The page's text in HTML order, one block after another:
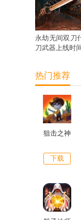
永劫无间双刀
刀武器上线时
热门推荐
狙击之神
下载